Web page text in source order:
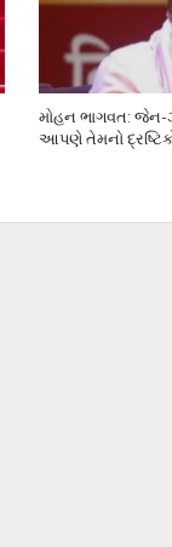
મોહન ભાગવત: જેન-
આપણે તેમનો